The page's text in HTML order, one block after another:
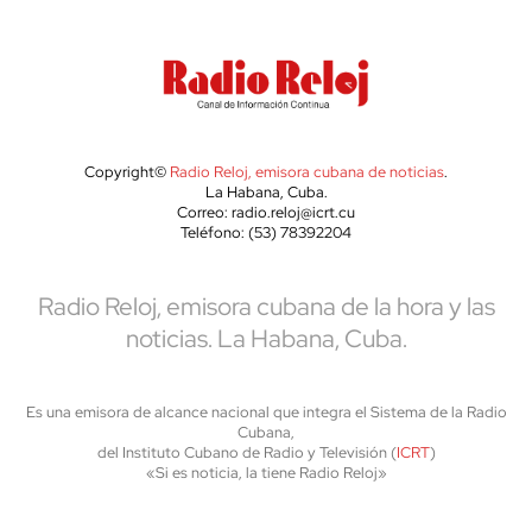
Copyright© Radio Reloj, emisora cubana de noticias.
La Habana, Cuba.
Correo: radio.reloj@icrt.cu
Teléfono: (53) 78392204
Radio Reloj, emisora cubana de la hora y las
noticias. La Habana, Cuba.
Es una emisora de alcance nacional que integra el Sistema de la Radio
Cubana,
del Instituto Cubano de Radio y Televisión (ICRT)
«Si es noticia, la tiene Radio Reloj»